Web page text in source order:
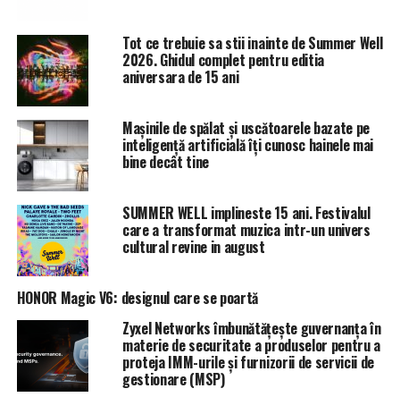
“UNIFARMSANTE” srl, CUI 21308322, J10/332/2007, cu
sediul in satul Damboaca, comuna Sageata, jud.Buzau, cu
obiect de activitate comert cu amanuntul, in magazine
specializate, cu produse farmaceutice si medicale, cu
produse de cosmetica si de parfumerie.
Schimbări structurale în administrare
In data21.12.2010se schimba asociatul unic existent cu
un nou asociat unic in persoana doamneiNicoleta
Prisada, de profesie farmacist, respectiv
administratorul neasociat cu drept de reprezentare cine
altul decat sotul acesteia, tot farmacist domnul
Mihai Prisada, persoana care actualmente este
presedinte al
Agentiei Nationale a Medicamentului si
Dispozitivelor Medicale din Romania[1].
Expansiunea și acapararea pe piața farmaceutică
Tot ce trebuie sa stii inainte de Summer Well
2026. Ghidul complet pentru editia
aniversara de 15 ani
Mașinile de spălat și uscătoarele bazate pe
inteligență artificială îți cunosc hainele mai
bine decât tine
SUMMER WELL implineste 15 ani. Festivalul
care a transformat muzica intr-un univers
cultural revine in august
HONOR Magic V6: designul care se poartă
Zyxel Networks îmbunătățește guvernanța în
materie de securitate a produselor pentru a
proteja IMM-urile și furnizorii de servicii de
gestionare (MSP)